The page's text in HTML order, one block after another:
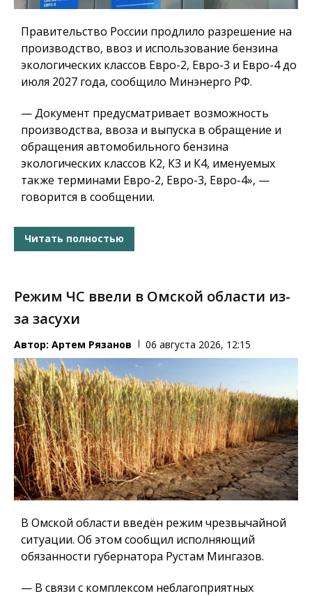
Правительство России продлило разрешение на
производство, ввоз и использование бензина
экологических классов Евро-2, Евро-3 и Евро-4 до
июля 2027 года, сообщило Минэнерго РФ.
— Документ предусматривает возможность
производства, ввоза и выпуска в обращение и
обращения автомобильного бензина
экологических классов К2, К3 и К4, именуемых
также терминами Евро-2, Евро-3, Евро-4», —
говорится в сообщении.
Читать полностью
Режим ЧС ввели в Омской области из-
за засухи
Автор: Артем Рязанов 06 августа 2026, 12:15
В Омской области введён режим чрезвычайной
ситуации. Об этом сообщил исполняющий
обязанности губернатора Рустам Мингазов.
— В связи с комплексом неблагоприятных